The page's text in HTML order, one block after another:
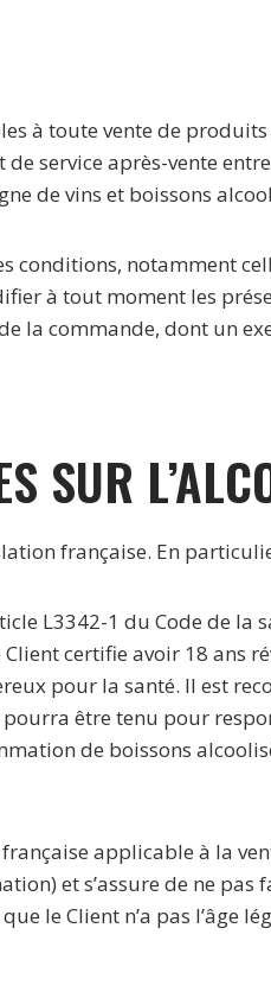
à toute vente de
service après-vente
de vins et boissons
conditions, notamment
à tout moment les
la commande, dont un
SUR
française. En
L3342-1 du Code de
certifie avoir 18 ans
pour la santé. Il est
être tenu pour
de boissons
applicable à la
et s’assure de ne
le Client n’a pas l’âge